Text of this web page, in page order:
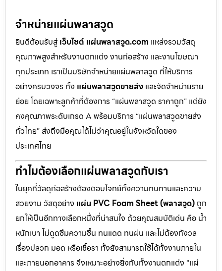
จำหน่ายแผ่นพลาสวูด
ยินดีต้อนรับสู่ เว็บไซต์ แผ่นพลาสวูด.com แหล่งรวมวัสดุ
คุณภาพสูงสำหรับงานตกแต่ง งานก่อสร้าง และงานโฆษณา
ทุกประเภท เราเป็นบริษัทจำหน่ายแผ่นพลาสวูด ที่ให้บริการ
อย่างครบวงจร ทั้ง แผ่นพลาสวูดขายส่ง และจัดจำหน่ายราย
ย่อย โดยเฉพาะลูกค้าที่ต้องการ “แผ่นพลาสวูด ราคาถูก” แต่ยัง
คงคุณภาพระดับเกรด A พร้อมบริการ “แผ่นพลาสวูดขายส่ง
ทั่วไทย” ส่งถึงมือคุณได้ไม่ว่าคุณอยู่ในจังหวัดใดของ
ประเทศไทย
ทำไมต้องเลือกแผ่นพลาสวูดกับเรา
ในยุคที่วัสดุก่อสร้างต้องตอบโจทย์ทั้งความทนทานและความ
สวยงาม วัสดุอย่าง แผ่น PVC Foam Sheet (พลาสวูด) ถูก
ยกให้เป็นอีกทางเลือกหนึ่งที่น่าสนใจ ด้วยคุณสมบัติเด่น คือ น้ำ
หนักเบา ไม่ดูดซึมความชื้น ทนแดด ทนฝน และไม่ต้องกังวล
เรื่องปลวก มอด หรือเชื้อรา ทั้งยังสามารถใช้ได้ทั้งงานภายใน
และภายนอกอาคาร จึงเหมาะอย่างยิ่งกับทั้งงานตกแต่ง “แผ่